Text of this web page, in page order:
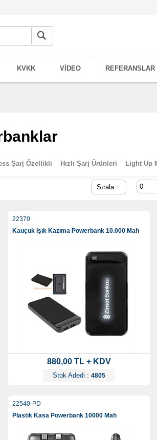
KVKK VİDEO REFERANSLAR
Şarj Özellikli Hızlı Şarj Ürünleri Light Up
Sırala
22370
Kauçuk Işık Kazıma Powerbank 10.000 Mah
880,00 TL + KDV
Stok Adedi : 4805
22540-PD
Plastik Kasa Powerbank 10000 Mah